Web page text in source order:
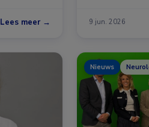
Lees meer → 9 jun. 2026
Nieuws